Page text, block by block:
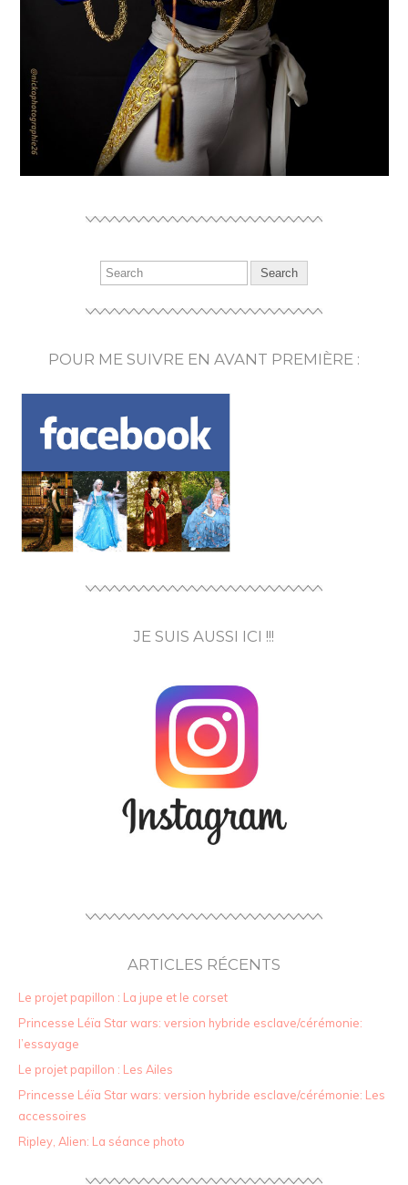
POUR ME SUIVRE EN AVANT PREMIÈRE :
JE SUIS AUSSI ICI !!!
ARTICLES RÉCENTS
Le projet papillon : La jupe et le corset
Princesse Léïa Star wars: version hybride esclave/cérémonie:
l’essayage
Le projet papillon : Les Ailes
Princesse Léïa Star wars: version hybride esclave/cérémonie: Les
accessoires
Ripley, Alien: La séance photo